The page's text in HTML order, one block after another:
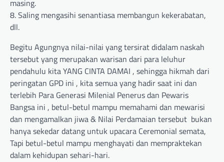
masing.
8. Saling mengasihi senantiasa membangun kekerabatan,
dll.
Begitu Agungnya nilai-nilai yang tersirat didalam naskah
tersebut yang merupakan warisan dari para leluhur
pendahulu kita YANG CINTA DAMAI , sehingga hikmah dari
peringatan GPD ini , kita semua yang hadir saat ini dan
terlebih Para Generasi Milenial Penerus dan Pewaris
Bangsa ini , betul-betul mampu memahami dan mewarisi
dan mengamalkan jiwa & Nilai Perdamaian tersebut bukan
hanya sekedar datang untuk upacara Ceremonial semata,
Tapi betul-betul mampu menghayati dan mempraktekan
dalam kehidupan sehari-hari.